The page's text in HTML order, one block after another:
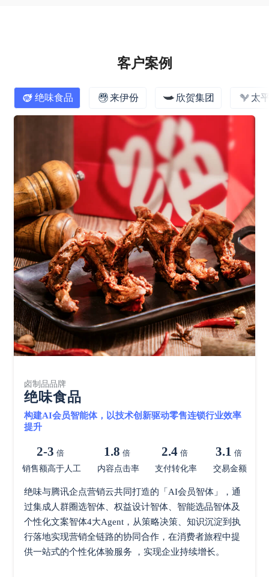
客户案例
绝味食品 来伊份 欣贺集团 太
卤制品品牌
绝味食品
构建AI会员智能体，以技术创新驱动零售连锁行业效率
提升
2-3 倍
销售额高于人工
1.8 倍
内容点击率
2.4 倍
支付转化率
3.1 倍
交易金额
绝味与腾讯企点营销云共同打造的「AI会员智体」，通
过集成人群圈选智体、权益设计智体、智能选品智体及
个性化文案智体4大Agent，从策略决策、知识沉淀到执
行落地实现营销全链路的协同合作，在消费者旅程中提
供一站式的个性化体验服务 ，实现企业持续增长。